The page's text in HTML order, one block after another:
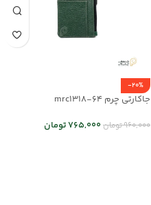
-20%
جاکارتی چرم mrc1318-64
960,000تومان765,000تومان